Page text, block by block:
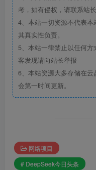
考，如有侵权，请联系站
4、本站一切资源不代表
其真实性负责。
5、本站一律禁止以任何
客发现请向站长举报
6、本站资源大多存储在
会第一时间更新。
网络项目
# DeepSeek今日头条